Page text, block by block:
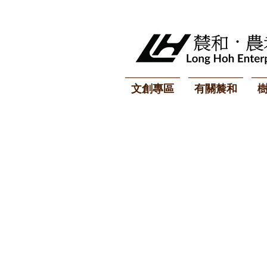
文創專區 有關辳和